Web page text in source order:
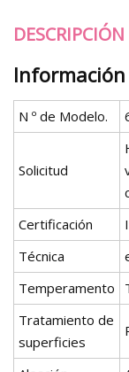
DESCRIPCIÓN
Información
N º de Modelo.
Solicitud
Certificación
Técnica
Temperamento
Tratamiento de
superficies